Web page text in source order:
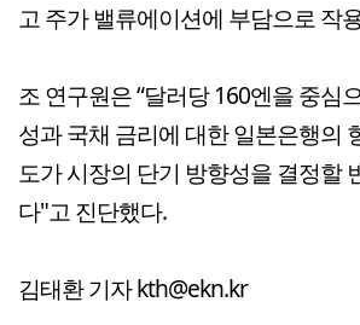
고 주가 밸류에이션에 부담으로 작
조 연구원은 “달러당 160엔을 중심
성과 국채 금리에 대한 일본은행의
도가 시장의 단기 방향성을 결정할
다"고 진단했다.
김태환 기자 kth@ekn.kr